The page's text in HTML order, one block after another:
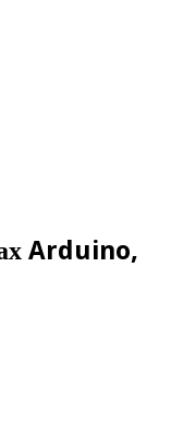
Arduino,